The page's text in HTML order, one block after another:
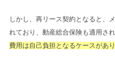
しかし、再リース契約となると、
れており、動産総合保険も適用さ
費用は自己負担となるケースがあり